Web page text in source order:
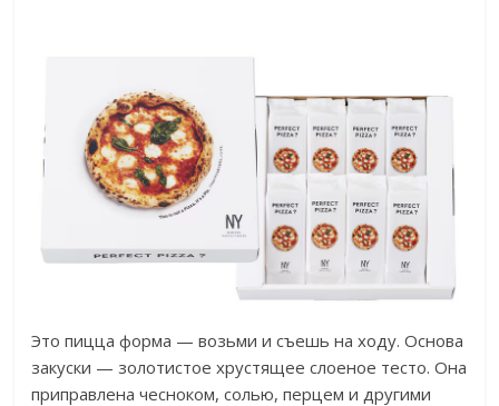
Это пицца форма — возьми и съешь на ходу. Основа
закуски — золотистое хрустящее слоеное тесто. Она
приправлена чесноком, солью, перцем и другими